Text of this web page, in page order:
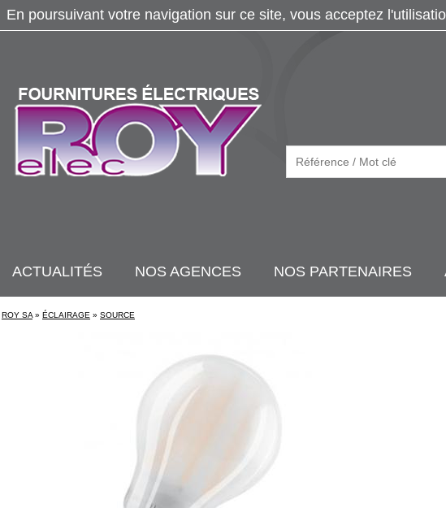
ACTUALITÉS NOS AGENCES NOS PARTENAIRES
ROY SA » ÉCLAIRAGE » SOURCE
En poursuivant votre navigation sur ce site, vous acceptez